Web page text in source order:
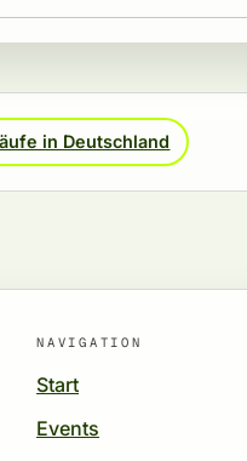
in Deutschland
NAVIGATION
Start
Events